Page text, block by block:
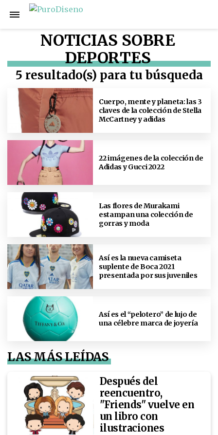
NOTICIAS SOBRE
DEPORTES
5 resultado(s) para tu búsqueda
Cuerpo, mente y planeta: las 3
claves de la colección de Stella
McCartney y adidas
22 imágenes de la colección de
Adidas y Gucci 2022
Las flores de Murakami
estampan una colección de
gorras y moda
Así es la nueva camiseta
suplente de Boca 2021
presentada por sus juveniles
Así es el “pelotero” de lujo de
una célebre marca de joyería
LAS MÁS LEÍDAS
Después del
reencuentro,
"Friends" vuelve en
un libro con
ilustraciones